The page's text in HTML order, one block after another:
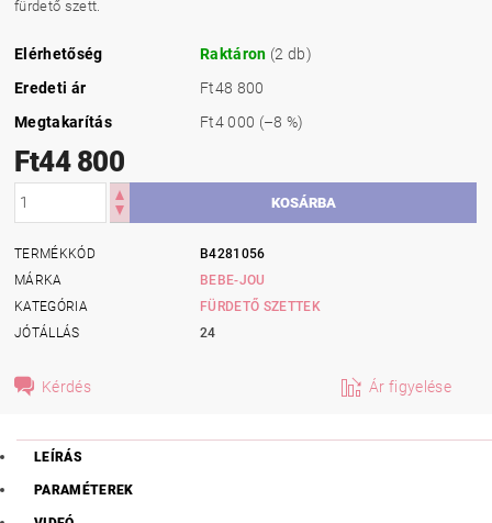
fürdető szett.
Elérhetőség Raktáron (2 db)
Eredeti ár
Ft48 800
Megtakarítás
Ft4 000 (–8 %)
Ft44 800
TERMÉKKÓD
B4281056
MÁRKA
BEBE-JOU
KATEGÓRIA
FÜRDETŐ SZETTEK
JÓTÁLLÁS
24
Kérdés Ár figyelése
LEÍRÁS
PARAMÉTEREK